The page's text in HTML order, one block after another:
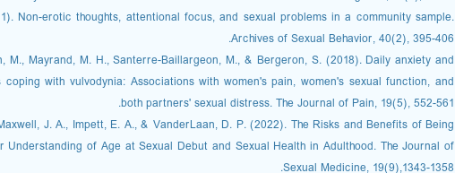
Non-erotic thoughts, attentional focus, and sexual problems in a community sample.
Archives of Sexual Behavior, 40(2), 395-406.
M., Mayrand, M. H., Santerre-Baillargeon, M., & Bergeron, S. (2018). Daily anxiety and
with vulvodynia: Associations with women's pain, women's sexual function, and
both partners' sexual distress. The Journal of Pain, 19(5), 552-561.
J. A., Impett, E. A., & VanderLaan, D. P. (2022). The Risks and Benefits of Being
Understanding of Age at Sexual Debut and Sexual Health in Adulthood. The Journal of
Sexual Medicine, 19(9),1343-1358.